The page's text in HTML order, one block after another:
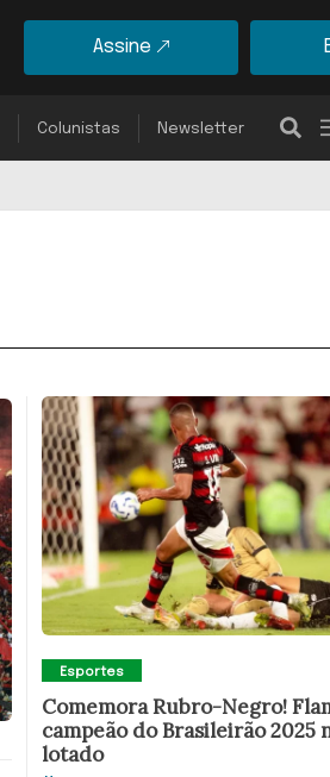
Assine
Colunistas Newsletter
Esportes
Comemora Rubro-Negro!
campeão do Brasileirão 2025
lotado